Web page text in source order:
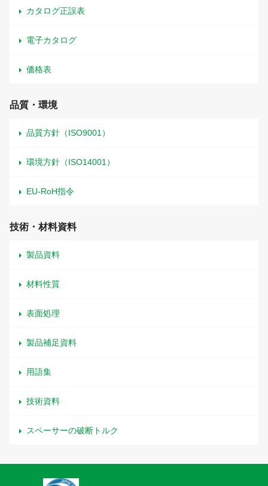
カタログ正誤表
電子カタログ
価格表
品質・環境
品質方針（ISO9001）
環境方針（ISO14001）
EU-RoH指令
技術・材料資料
製品資料
材料性質
表面処理
製品補足資料
用語集
技術資料
スペーサーの破断トルク